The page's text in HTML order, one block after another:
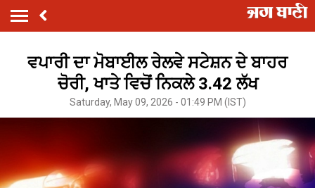
ਵਪਾਰੀ ਦਾ ਮੋਬਾਈਲ ਰੇਲਵੇ ਸਟੇਸ਼ਨ ਦੇ ਬਾਹਰ
ਚੋਰੀ, ਖਾਤੇ ਵਿਚੋਂ ਨਿਕਲੇ 3.42 ਲੱਖ
Saturday, May 09, 2026 - 01:49 PM (IST)